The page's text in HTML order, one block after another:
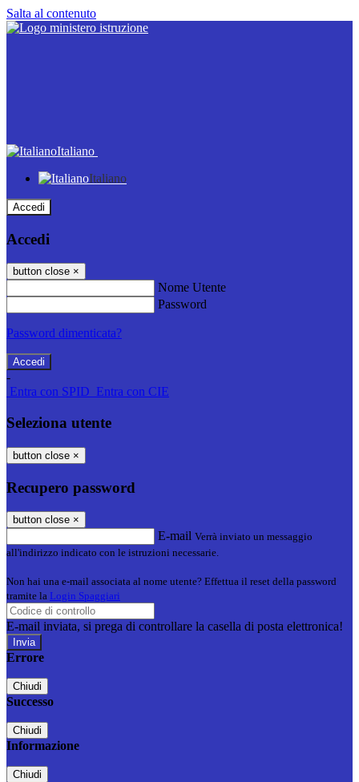
Salta al contenuto
Italiano
Italiano
Accedi
Accedi
button close ×
Nome Utente
Password
Password dimenticata?
-
Entra con SPID Entra con CIE
Seleziona utente
button close ×
Recupero password
button close ×
E-mail Verrà inviato un messaggio
all'indirizzo indicato con le istruzioni necessarie.
Non hai una e-mail associata al nome utente? Effettua il reset della password
tramite la Login Spaggiari
E-mail inviata, si prega di controllare la casella di posta elettronica!
Errore
Chiudi
Successo
Chiudi
Informazione
Chiudi